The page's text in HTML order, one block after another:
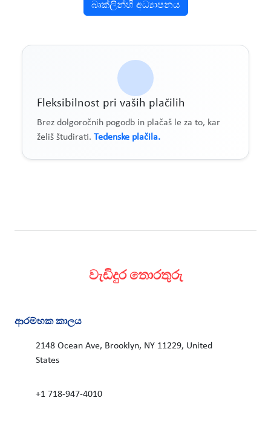
බෘක්ලින්හි අධ්‍යාපනය
Fleksibilnost pri vaših plačilih
Brez dolgoročnih pogodb in plačaš le za to, kar
želiš študirati. Tedenske plačila.
වැඩිදුර තොරතුරු
ආරම්භක කාලය
2148 Ocean Ave, Brooklyn, NY 11229, United
States
+1 718-947-4010